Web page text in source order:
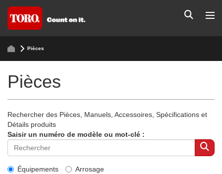
Pièces
Pièces
Rechercher des Pièces, Manuels, Accessoires, Spécifications et
Détails produits
Saisir un numéro de modèle ou mot-clé :
Équipements Arrosage